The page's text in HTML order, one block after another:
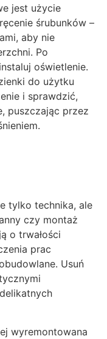
jest użycie
śrubunków –
aby nie
Po
oświetlenie.
do użytku
i sprawdzić,
puszczając przez
tylko technika, ale
czy montaż
o trwałości
prac
Usuń
wyremontowana